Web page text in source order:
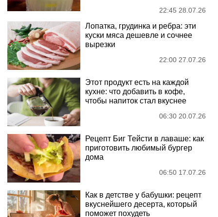
22:45 28.07.26
Лопатка, грудинка и ребра: эти
куски мяса дешевле и сочнее
вырезки
22:00 27.07.26
Этот продукт есть на каждой
кухне: что добавить в кофе,
чтобы напиток стал вкуснее
06:30 20.07.26
Рецепт Биг Тейсти в лаваше: как
приготовить любимый бургер
дома
06:50 17.07.26
Как в детстве у бабушки: рецепт
вкуснейшего десерта, который
поможет похудеть